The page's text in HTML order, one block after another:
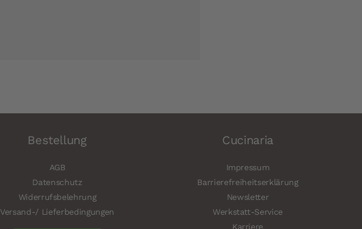
Bestellung
AGB
Datenschutz
Widerrufsbelehrung
Versand-/ Lieferbedingungen
Cucinaria
Impressum
Barrierefreiheitserklärung
Newsletter
Werkstatt-Service
Karriere